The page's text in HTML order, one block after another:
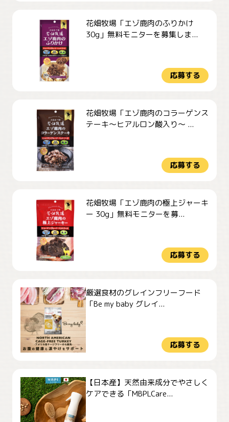
花畑牧場「エゾ鹿肉のふりかけ
30g」無料モニターを募集しま...
応募する
花畑牧場「エゾ鹿肉のコラーゲンス
テーキ～ヒアルロン酸入り～ ...
応募する
花畑牧場「エゾ鹿肉の極上ジャーキ
ー 30g」無料モニターを募...
応募する
厳選食材のグレインフリーフード
「Be my baby グレイ...
応募する
【日本産】天然由来成分でやさしく
ケアできる「MBPLCare...